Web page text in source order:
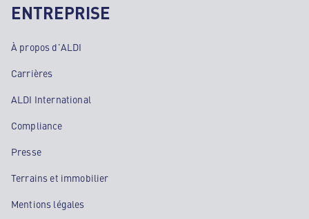
ENTREPRISE
À propos d'ALDI
Carrières
ALDI International
Compliance
Presse
Terrains et immobilier
Mentions légales